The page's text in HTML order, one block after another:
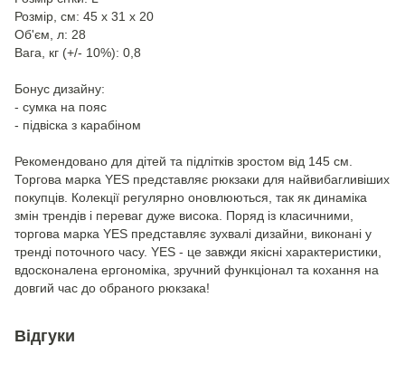
Розмір, см: 45 х 31 х 20
Об'єм, л: 28
Вага, кг (+/- 10%): 0,8
Бонус дизайну:
- сумка на пояс
- підвіска з карабіном
Рекомендовано для дітей та підлітків зростом від 145 см.
Торгова марка YES представляє рюкзаки для найвибагливіших
покупців. Колекції регулярно оновлюються, так як динаміка
змін трендів і переваг дуже висока. Поряд із класичними,
торгова марка YES представляє зухвалі дизайни, виконані у
тренді поточного часу. YES - це завжди якісні характеристики,
вдосконалена ергономіка, зручний функціонал та кохання на
довгий час до обраного рюкзака!
Відгуки